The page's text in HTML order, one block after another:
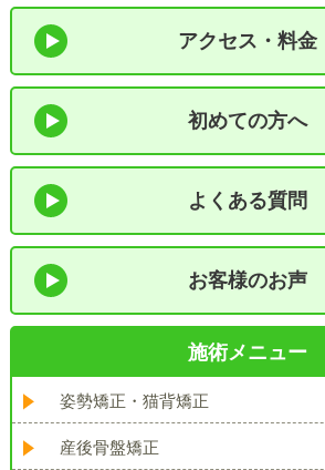
アクセス・料金
初めての方へ
よくある質問
お客様のお声
施術メニュー
姿勢矯正・猫背矯正
産後骨盤矯正